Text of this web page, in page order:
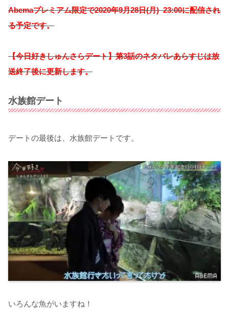
Abemaプレミアム限定で2020年9月28日(月) 23:00に配信され
る予定です。
【今日好きしゅんさらデート】第3話のネタバレあらすじは放
送終了後に更新します。
水族館デート
デートの最後は、水族館デートです。
いろんな魚がいますね！